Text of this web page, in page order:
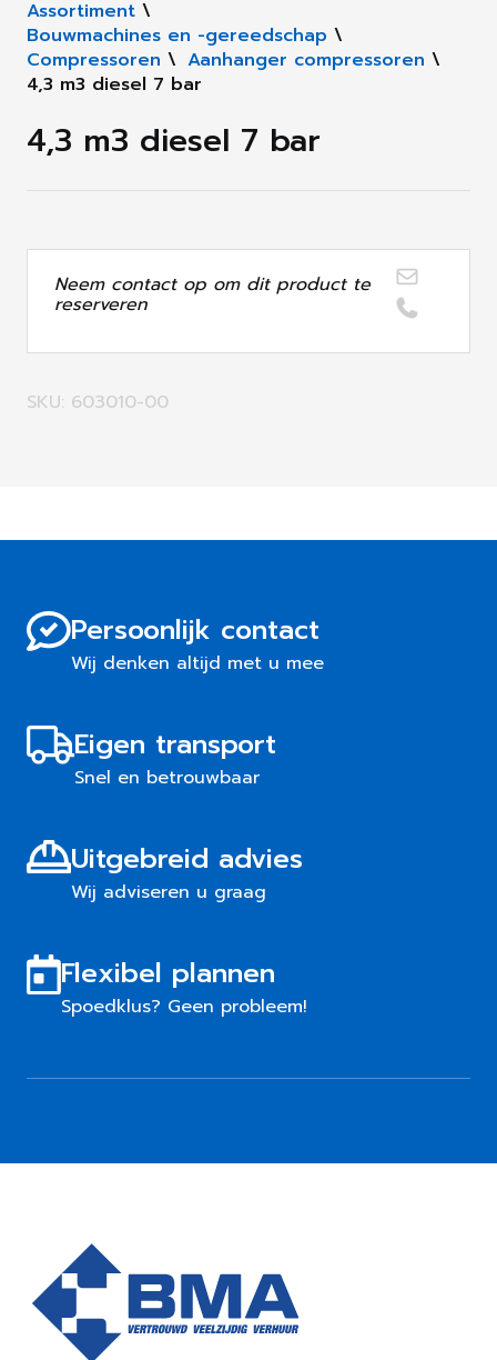
Assortiment \
Bouwmachines en -gereedschap \
Compressoren \ Aanhanger compressoren \
4,3 m3 diesel 7 bar
4,3 m3 diesel 7 bar
Neem contact op om dit product te
reserveren
SKU: 603010-00
Persoonlijk contact
Wij denken altijd met u mee
Eigen transport
Snel en betrouwbaar
Uitgebreid advies
Wij adviseren u graag
Flexibel plannen
Spoedklus? Geen probleem!